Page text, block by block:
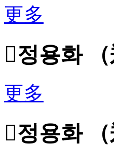
更多
정용화
更多
정용화